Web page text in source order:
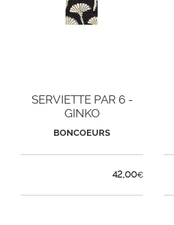
SERVIETTE PAR 6 -
GINKO
BONCOEURS
42,00€